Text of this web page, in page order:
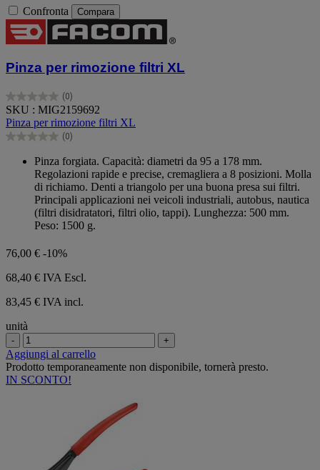
Confronta Compara
Pinza per rimozione filtri XL
(0)
0.0
su
5
stelle.
SKU : MIG2159692
Pinza per rimozione filtri XL
(0)
0.0
Pinza forgiata. Capacità: diametri da 95 a 178 mm.
Regolazioni rapide e precise, cremagliera a 8 posizioni. Molla
di richiamo. Denti a triangolo per una buona presa sui filtri.
Principali applicazioni nei veicoli industriali, autobus, nautica
(filtri disidratatori, filtri olio, tappi). Lunghezza: 500 mm.
Peso: 1500 g.
76,00 € -10%
68,40 € IVA Escl.
83,45 € IVA incl.
unità
- +
Aggiungi al carrello
Prodotto temporaneamente non disponibile, tornerà presto.
IN SCONTO!